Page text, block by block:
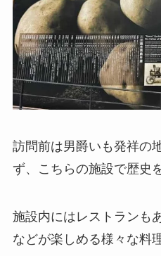
訪問前は男爵いも発祥の
ず、こちらの施設で歴史
施設内にはレストランも
などが楽しめる様々な料